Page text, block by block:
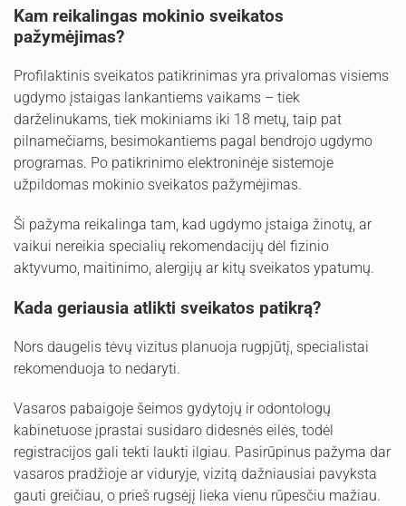
Kam reikalingas mokinio sveikatos
pažymėjimas?
Profilaktinis sveikatos patikrinimas yra privalomas visiems
ugdymo įstaigas lankantiems vaikams – tiek
darželinukams, tiek mokiniams iki 18 metų, taip pat
pilnamečiams, besimokantiems pagal bendrojo ugdymo
programas. Po patikrinimo elektroninėje sistemoje
užpildomas mokinio sveikatos pažymėjimas.
Ši pažyma reikalinga tam, kad ugdymo įstaiga žinotų, ar
vaikui nereikia specialių rekomendacijų dėl fizinio
aktyvumo, maitinimo, alergijų ar kitų sveikatos ypatumų.
Kada geriausia atlikti sveikatos patikrą?
Nors daugelis tėvų vizitus planuoja rugpjūtį, specialistai
rekomenduoja to nedaryti.
Vasaros pabaigoje šeimos gydytojų ir odontologų
kabinetuose įprastai susidaro didesnės eilės, todėl
registracijos gali tekti laukti ilgiau. Pasirūpinus pažyma dar
vasaros pradžioje ar viduryje, vizitą dažniausiai pavyksta
gauti greičiau, o prieš rugsėjį lieka vienu rūpesčiu mažiau.